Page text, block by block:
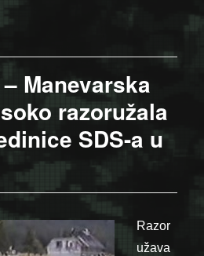
Manevarska
razoružala
SDS-a u
Razor
užava